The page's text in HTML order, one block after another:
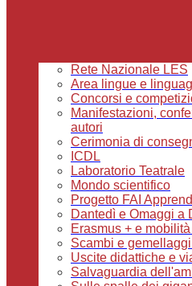
Rete Nazionale LES
Area lingue e
Concorsi e
Manifestazioni,
autori
Cerimonia di
ICDL
Laboratorio Teatrale
Mondo scientifico
Progetto FAI
Dantedì e Omaggi a
Erasmus + e
Scambi e
Uscite didattiche e
Salvaguardia